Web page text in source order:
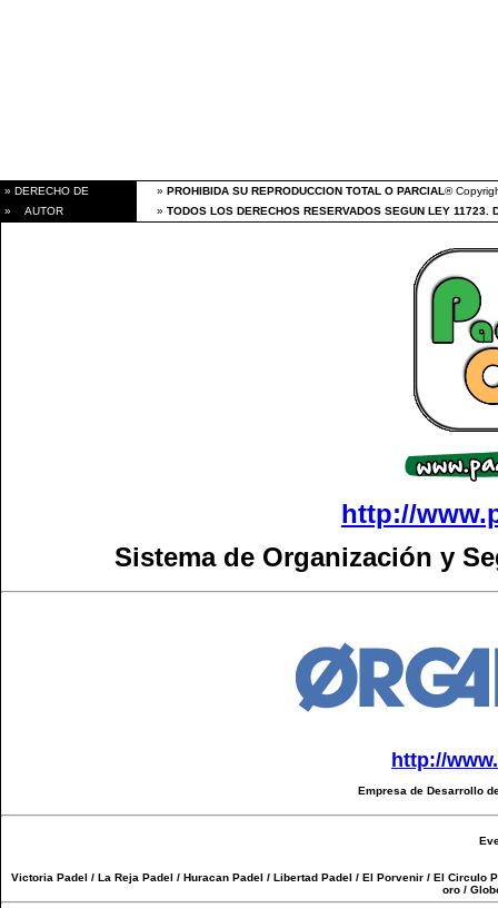
» DERECHO DE » PROHIBIDA SU REPRODUCCION TOTAL O PARCIAL®
» AUTOR
» TODOS LOS DERECHOS RESERVADOS SEGUN LEY
http://
Sistema de Organización y
http://
Empresa de Desarrollo
Victoria Padel / La Reja Padel / Huracan Padel / Libertad Padel / El Porvenir / El Circulo
oro /